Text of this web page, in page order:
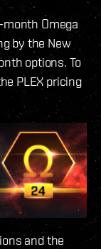
Omega
by the New
options. To
PLEX pricing
and the